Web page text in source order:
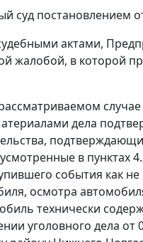
постановлением
актами,
жалобой, в
дела
в пунктах
события как
осмотра
технически
уголовного дела